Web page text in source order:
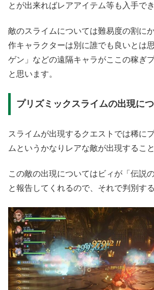
とが出来ればレアアイテム等も入手でき
敵のスライムについては難易度の割に
作キャラクターは別に誰でも良いとは
ゲン」などの遠隔キャラがここの稼ぎ
と思います。
プリズミックスライムの出現に
スライムが出現するクエストでは稀に
ムというかなりレアな敵が出現するこ
この敵の出現についてはビィが「伝説
と報告してくれるので、それで判別す